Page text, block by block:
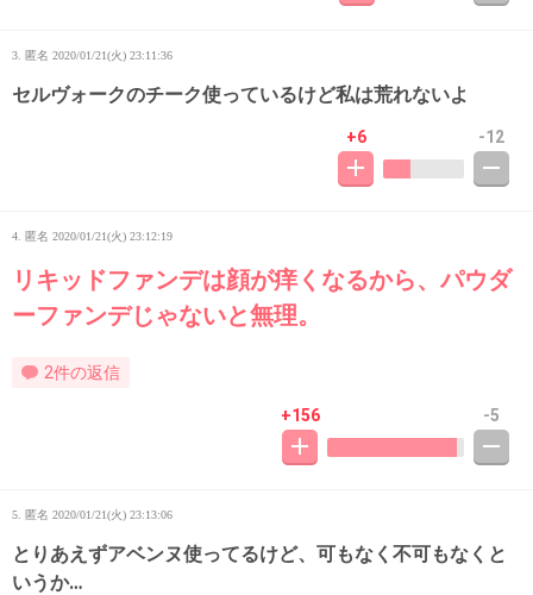
3. 匿名 2020/01/21(火) 23:11:36
セルヴォークのチーク使っているけど私は荒れないよ
+6 -12
4. 匿名 2020/01/21(火) 23:12:19
リキッドファンデは顔が痒くなるから、パウダ
ーファンデじゃないと無理。
2件の返信
+156 -5
5. 匿名 2020/01/21(火) 23:13:06
とりあえずアベンヌ使ってるけど、可もなく不可もなくと
いうか…